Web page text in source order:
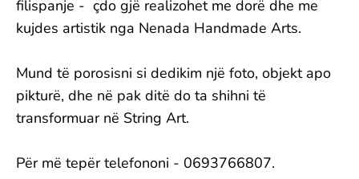
filispanje - çdo gjë realizohet me dorë dhe me
kujdes artistik nga Nenada Handmade Arts.
Mund të porosisni si dedikim një foto, objekt apo
pikturë, dhe në pak ditë do ta shihni të
transformuar në String Art.
Për më tepër telefononi - 0693766807.